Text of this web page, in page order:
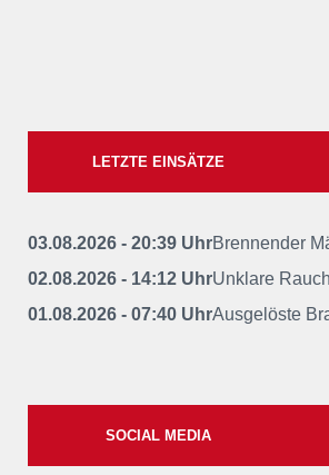
LETZTE EINSÄTZE
03.08.2026 - 20:39 UhrBrennender
02.08.2026 - 14:12 UhrUnklare
01.08.2026 - 07:40 UhrAusgelöste
SOCIAL MEDIA